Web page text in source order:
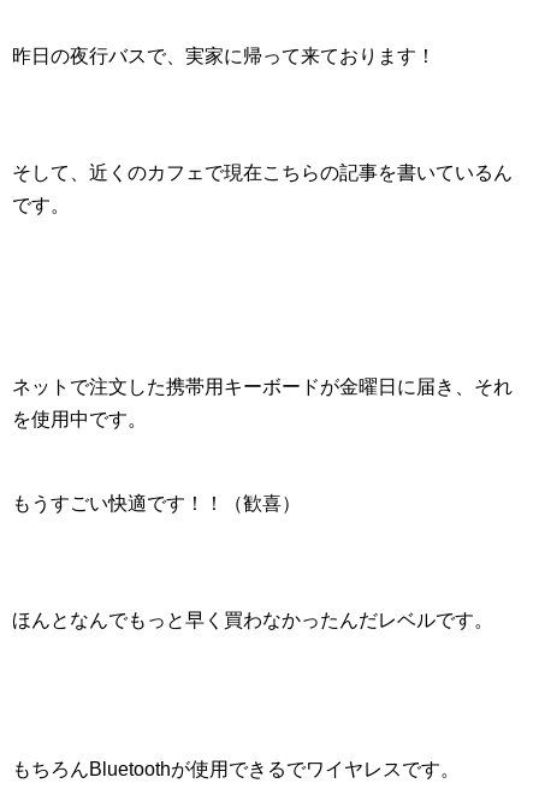
昨日の夜行バスで、実家に帰って来ております！
そして、近くのカフェで現在こちらの記事を書いているん
です。
ネットで注文した携帯用キーボードが金曜日に届き、それ
を使用中です。
もうすごい快適です！！（歓喜）
ほんとなんでもっと早く買わなかったんだレベルです。
もちろんBluetoothが使用できるでワイヤレスです。